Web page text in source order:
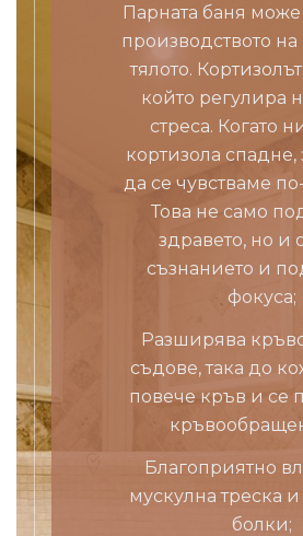
Парната баня
производството на
тялото.
който регулира
стреса. Когато
кортизола спадне,
да се чувстваме
Това не само
здравето, но и
съзнанието и
фокуса;
Разширява
съдове, така до
повече кръв и се
Благоприятно
мускулна треска
болки;